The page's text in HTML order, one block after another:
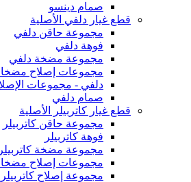
صمام دينسو
قطع غيار دلفي الأصلية
مجموعة حاقن دلفي
فوهة دلفي
مجموعة مضخة دلفي
مجموعات إصلاح
دلفي - مجموعات
صمام دلفي
قطع غيار كاتربيلر الأصلية
مجموعة حاقن كاتربيلر
فوهة كاتربيلر
مجموعة مضخة كاتربيلر
مجموعات إصلاح مضخات
مجموعة إصلاح